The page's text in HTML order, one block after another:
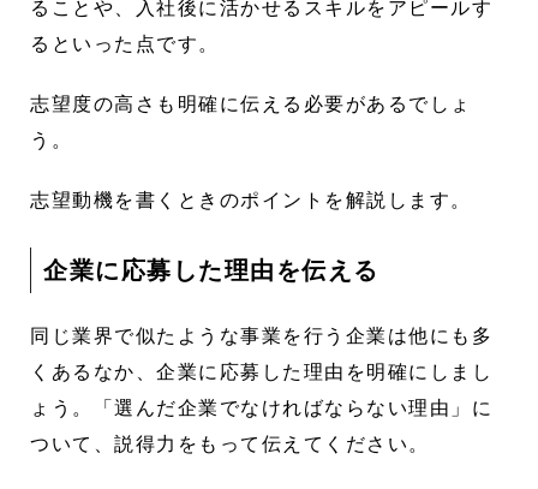
ることや、入社後に活かせるスキルをアピールす
るといった点です。
志望度の高さも明確に伝える必要があるでしょ
う。
志望動機を書くときのポイントを解説します。
企業に応募した理由を伝える
同じ業界で似たような事業を行う企業は他にも多
くあるなか、企業に応募した理由を明確にしまし
ょう。「選んだ企業でなければならない理由」に
ついて、説得力をもって伝えてください。